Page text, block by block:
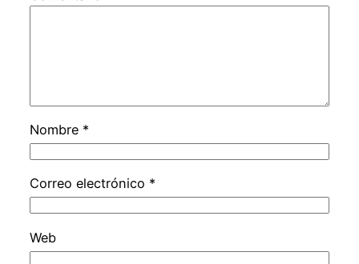
Nombre *
Correo electrónico *
Web